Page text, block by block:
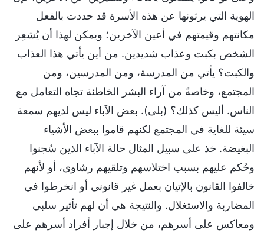
الهوية التي يرثونها عن هذه الأسرة قد حددت بالفعل
مكانتهم وقيمتهم في أعين الآخرين؛ ويمكن لهذا أن يُشعِر
الشخص بكبت وعذاب شديدين. من أين يأتي هذا العذاب
والكبت؟ يأتي من المدرسة، ومن المدرسين، ومن
المجتمع، وخاصةً من آراء البشر الخاطئة تجاه التعامل مع
الناس. أليس كذلك؟ (بلى). بعض الآباء ليس لديهم سمعة
سيئة للغاية في المجتمع لكنهم قاموا ببعض الأشياء
البغيضة. خذ على سبيل المثال حالة الآباء الذين سُجنوا
وحُكم عليهم بسبب اختلاسهم وتلقيهم رشاوى، أو لأنهم
خالفوا القانون بالإتيان بعمل غير قانوني أو انخرطوا في
المضاربة والاستغلال. والنتيجة هي أن لهم تأثير سلبي
ومعاكس على أسرهم، من خلال إجبار أفراد أسرهم على